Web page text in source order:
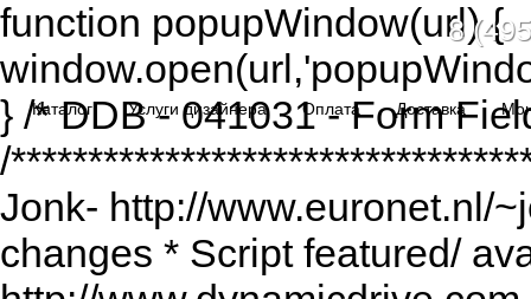
function popupWindow(url) {
} /* DDB - 041031 - Form
/
Jonk- http://www.euronet.nl/
changes * Script featured/
8
Каталог Услуги дизайнера Оплата Доставка